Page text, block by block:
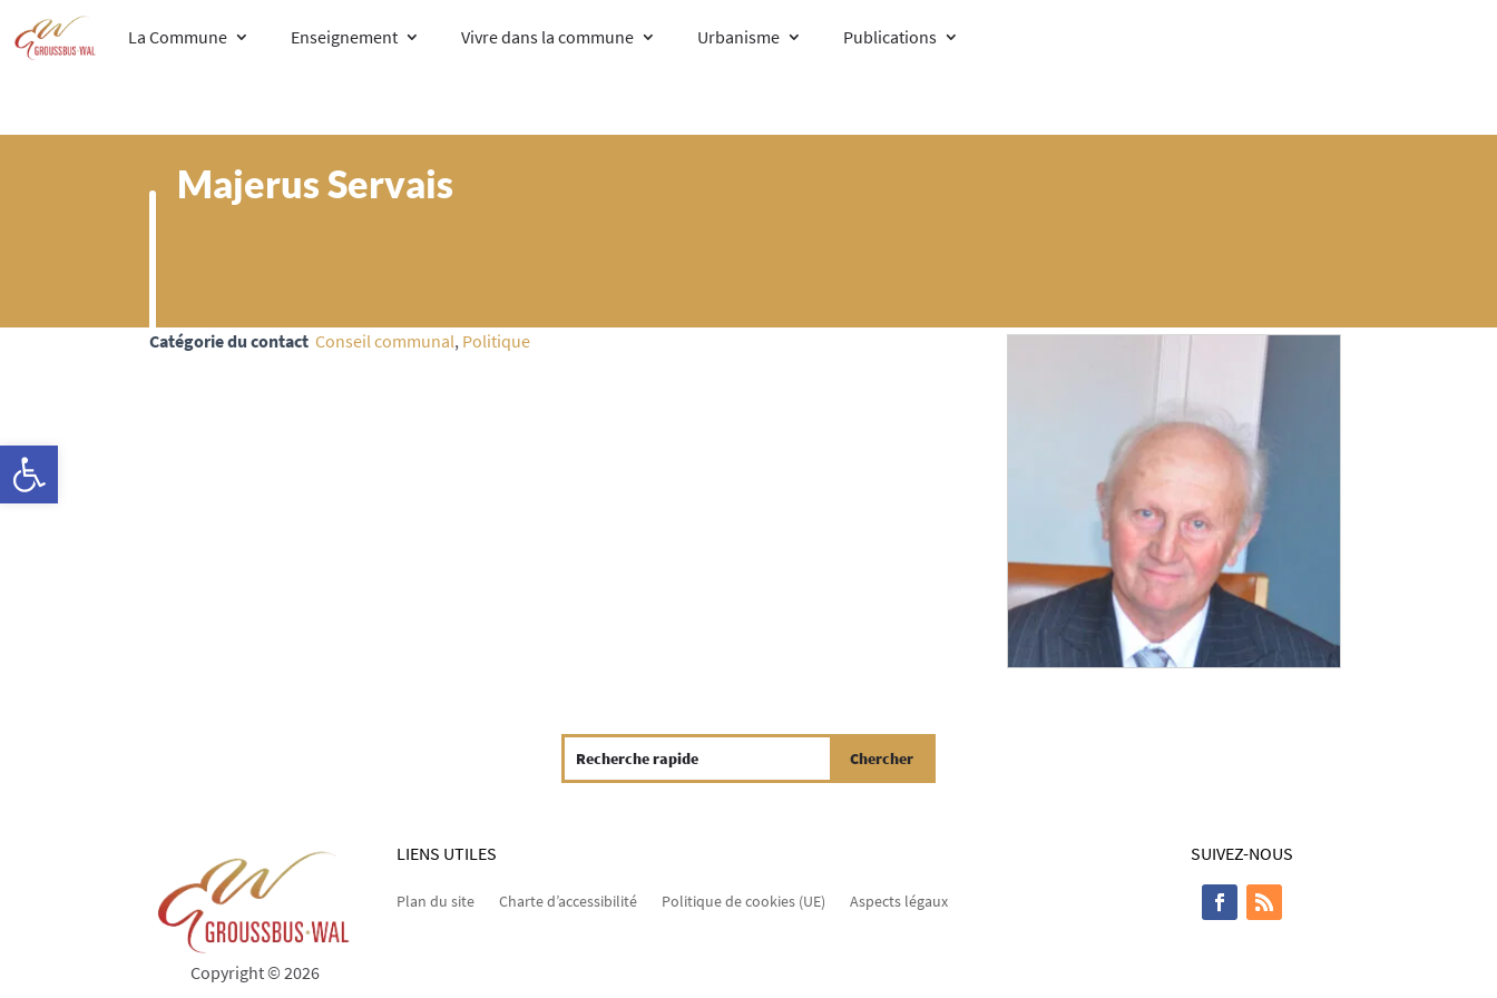
La Commune Enseignement Vivre dans la commune Urbanisme Publications
Majerus Servais
Catégorie du contact Conseil communal, Politique
Copyright © 2026
LIENS UTILES
Plan du site Charte d’accessibilité Politique de cookies (UE) Aspects légaux
SUIVEZ-NOUS
Ouvrir la barre d’outils